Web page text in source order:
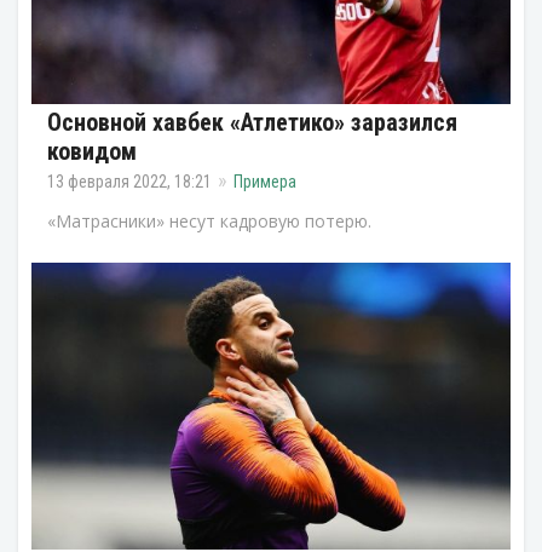
Основной хавбек «Атлетико» заразился
ковидом
13 февраля 2022, 18:21 Примера
«Матрасники» несут кадровую потерю.